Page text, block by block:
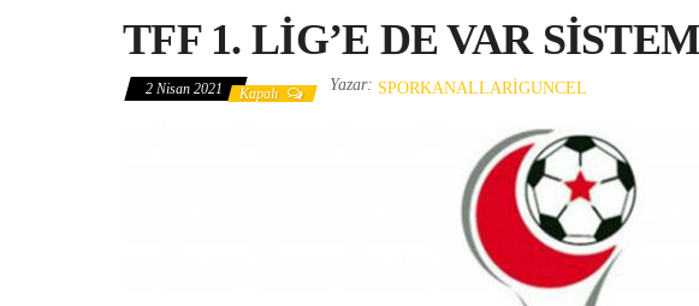
TFF 1. LİG’E DE VAR
2 Nisan 2021 Kapalı Yazar: SPORKANALLARIGUNCEL